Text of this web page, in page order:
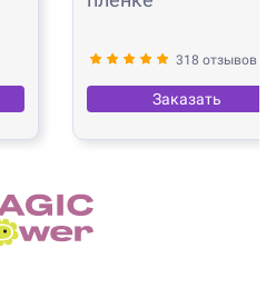
318 отзывов
Заказать